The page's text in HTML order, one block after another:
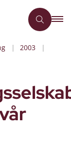
2003